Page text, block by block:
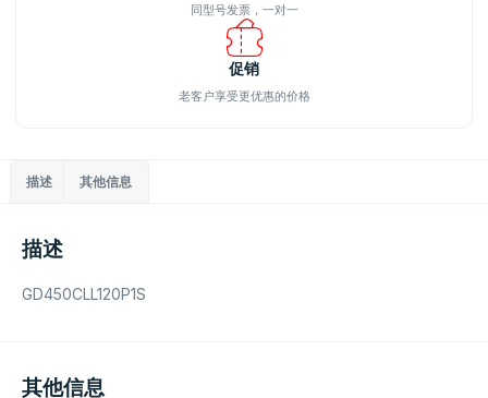
同型号发票，一对一
促销
老客户享受更优惠的价格
描述 其他信息
描述
GD450CLL120P1S
其他信息